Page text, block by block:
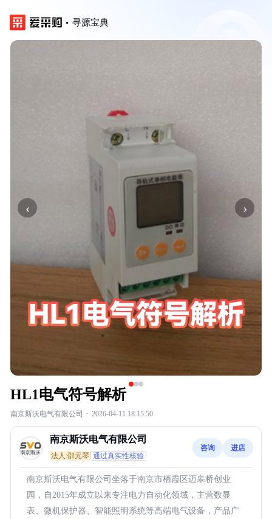
寻源宝典
‹ ›
HL1电气符号解析
南京斯沃电气有限公司 · 2026-04-11 18:15:50
南京斯沃电气有限公司
法人:邵元琴 通过真实性核验
咨询 进店
南京斯沃电气有限公司坐落于南京市栖霞区迈皋桥创业
园，自2015年成立以来专注电力自动化领域，主营数显
表、微机保护器、智能照明系统等高端电气设备，产品广